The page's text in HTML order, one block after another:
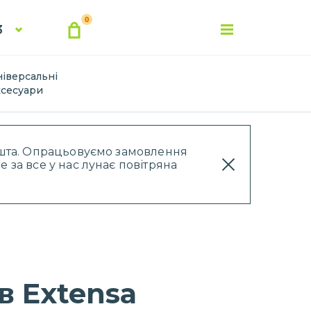
Опрацьовуємо замовлення
все у нас лунає повітряна
0
Extensa